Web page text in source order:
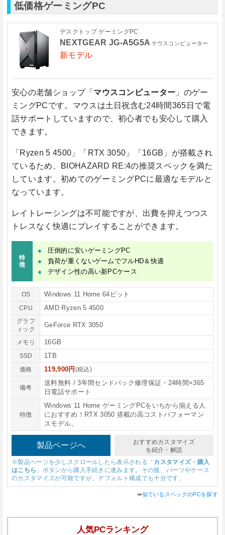
低価格ゲーミングPC
デスクトップ ゲーミングPC
NEXTGEAR JG-A5G5A マウスコンピューター
新モデル
安心の老舗ショップ「 マウスコンピューター 」のゲー
ミングPCです。マウスは土日祝含む24時間365日で電
話サポートしていますので、初心者でも安心して購入
できます。
「Ryzen 5 4500」「RTX 3050」「16GB」が搭載され
ているため、BIOHAZARD RE:4の推奨スペックを満た
しています。初めてのゲーミングPCに最適なモデルと
なっています。
レイトレーシングは不可能ですが、出費を抑えつつス
トレスなく快適にプレイすることができます。
特
徴
圧倒的に安いゲーミングPC
負荷が重くないゲームでフルHD＆快適
デザイン性の高い新PCケース
OS Windows 11 Home 64ビット
CPU AMD Ryzen 5 4500
グラフ
ィック
GeForce RTX 3050
メモリ 16GB
SSD 1TB
価格 119,900円 (税込)
備考
送料無料 / 3年間センドバック修理保証・24時間×365
日電話サポート
特徴
Windows 11 Home ゲーミングPCをいちから揃える人
におすすめ！RTX 3050 搭載の高コストパフォーマン
スモデル。
製品ページへ
おすすめカスタマイズ
を紹介・解説
※製品ページを少しスクロールしたら表示される「カスタマイズ・購入
はこちら 」ボタンから購入手続きに進みます。その後、パーツやケース
のカスタマイズが可能ですが、デフォルト構成でも十分です。
⇛似ているスペックのPCを探す
人気PCランキング